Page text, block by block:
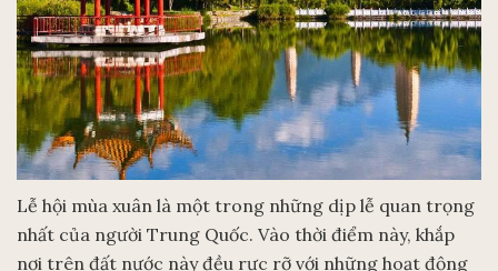
Lễ hội mùa xuân là một trong những dịp lễ quan trọng
nhất của người Trung Quốc. Vào thời điểm này, khắp
nơi trên đất nước này đều rực rỡ với những hoạt động